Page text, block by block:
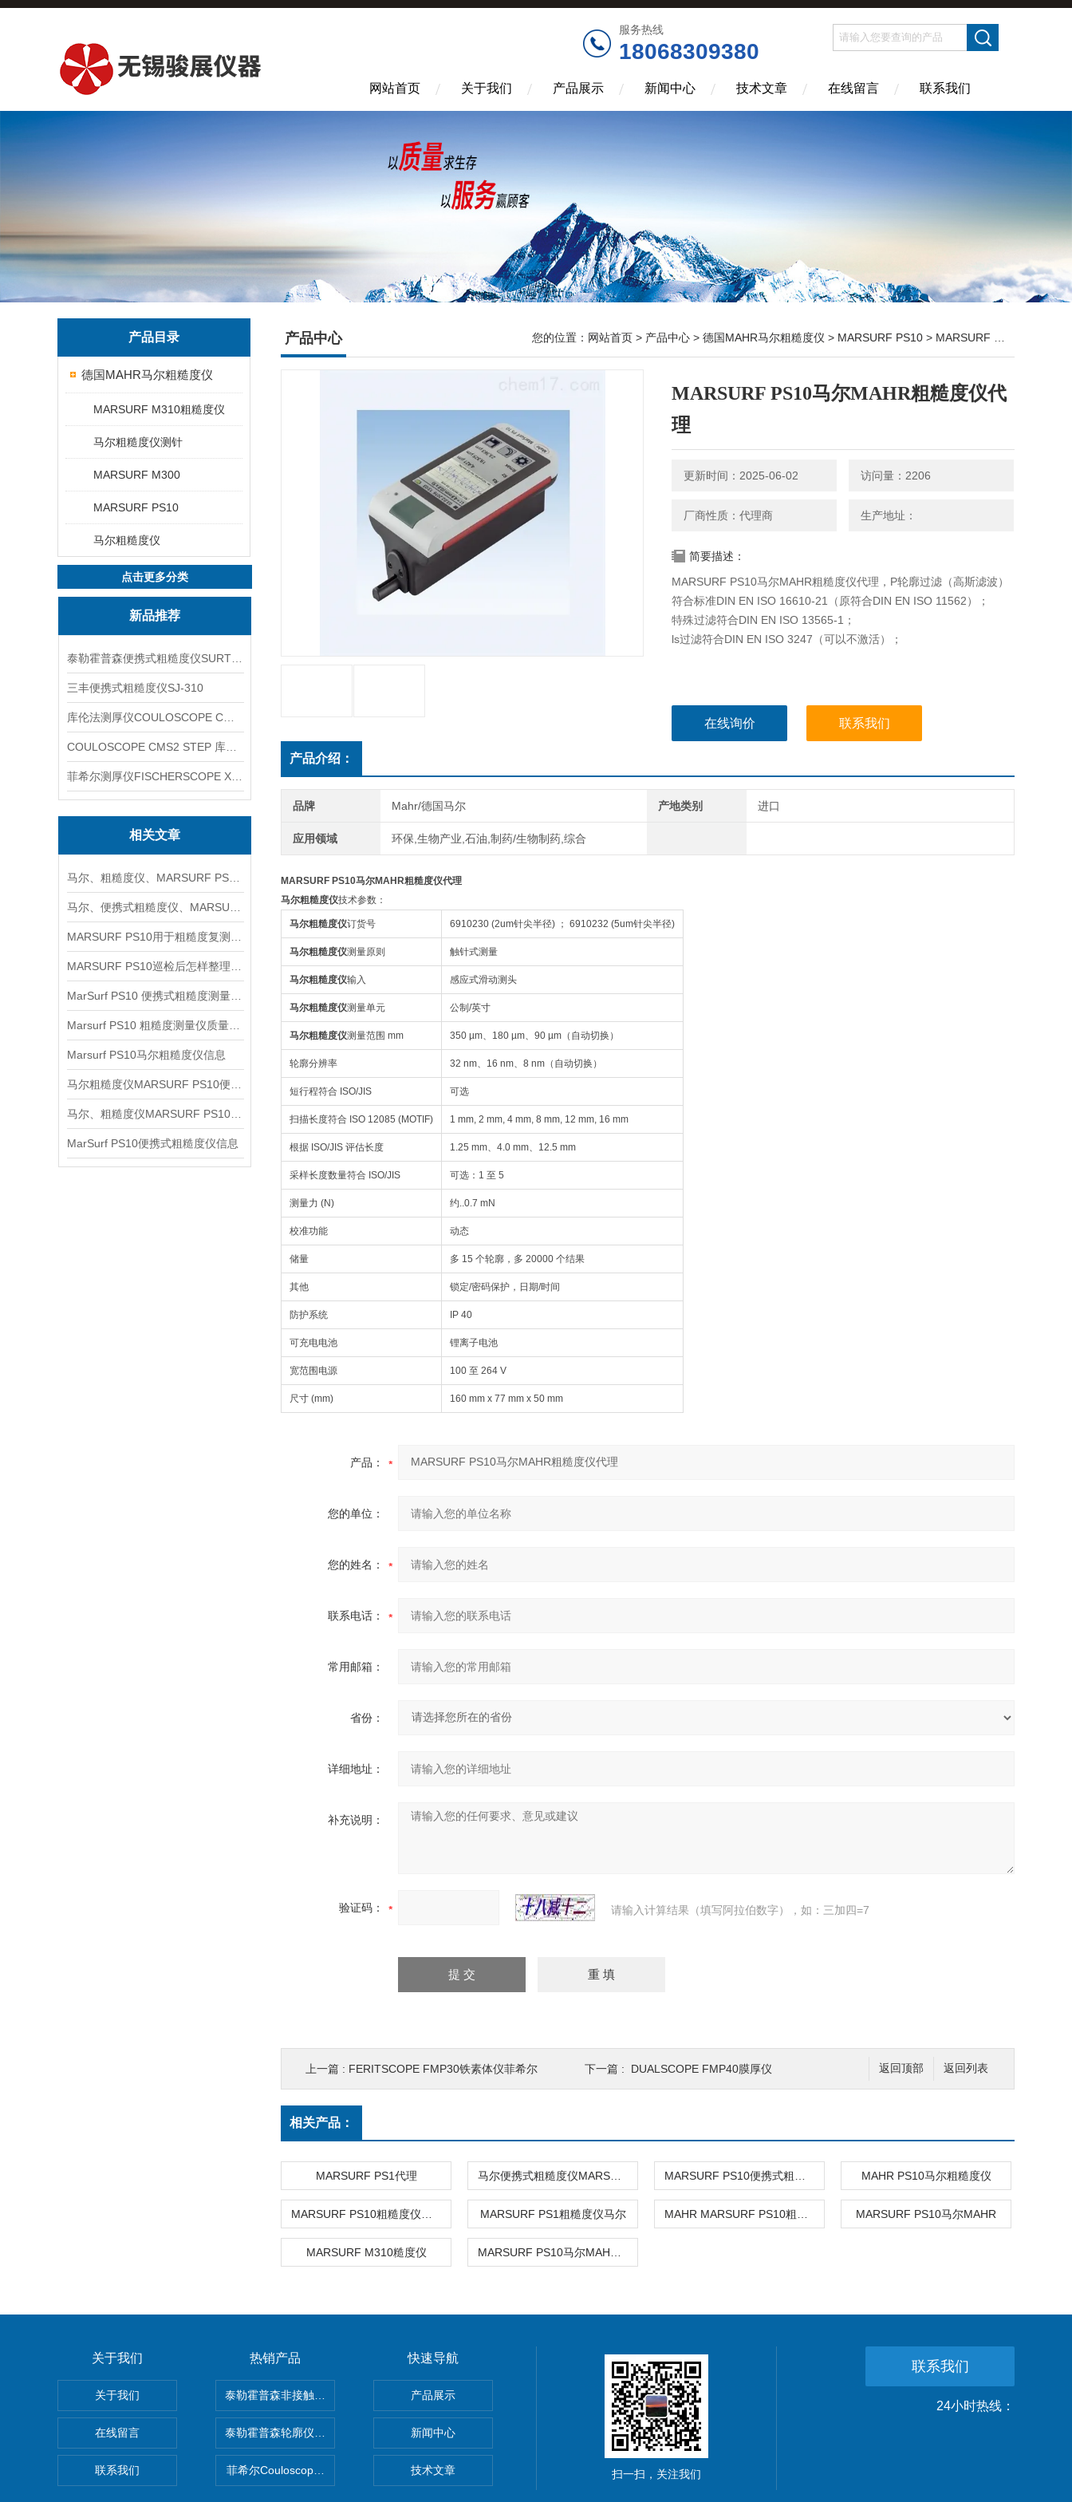
服务热线
18068309380
网站首页 关于我们 产品展示 新闻中心 技术文章 在线留言 联系我们
产品目录
德国MAHR马尔粗糙度仪
MARSURF M310粗糙度仪
马尔粗糙度仪测针
MARSURF M300
MARSURF PS10
马尔粗糙度仪
点击更多分类
新品推荐
三丰便携式粗糙度仪SJ-310
相关文章
Marsurf PS10马尔粗糙度仪信息
MarSurf PS10便携式粗糙度仪信息
产品中心 您的位置： 网站首页 > 产品中心 > 德国MAHR马尔粗糙度仪 > MARSURF PS10 > MARSURF PS10马尔MAHR粗糙度仪代理
MARSURF PS10马尔MAHR粗糙度仪代
理
更新时间：2025-06-02 访问量：2206
厂商性质：代理商 生产地址：
简要描述：
MARSURF PS10马尔MAHR粗糙度仪代理，P轮廓过滤（高斯滤波）
符合标准DIN EN ISO 16610-21（原符合DIN EN ISO 11562）；
特殊过滤符合DIN EN ISO 13565-1；
ls过滤符合DIN EN ISO 3247（可以不激活）；
在线询价 联系我们
产品介绍：
品牌 Mahr/德国马尔 产地类别 进口
应用领域 环保,生物产业,石油,制药/生物制药,综合
MARSURF PS10马尔MAHR粗糙度仪代理
马尔粗糙度仪技术参数：
马尔粗糙度仪订货号 6910230 (2um针尖半径) ； 6910232 (5um针尖半径)
马尔粗糙度仪测量原则 触针式测量
马尔粗糙度仪输入 感应式滑动测头
马尔粗糙度仪测量单元 公制/英寸
马尔粗糙度仪测量范围 mm 350 µm、180 µm、90 µm（自动切换）
轮廓分辨率 32 nm、16 nm、8 nm（自动切换）
短行程符合 ISO/JIS 可选
扫描长度符合 ISO 12085 (MOTIF) 1 mm, 2 mm, 4 mm, 8 mm, 12 mm, 16 mm
根据 ISO/JIS 评估长度 1.25 mm、4.0 mm、12.5 mm
采样长度数量符合 ISO/JIS 可选：1 至 5
测量力 (N) 约..0.7 mN
校准功能 动态
储量 多 15 个轮廓，多 20000 个结果
其他 锁定/密码保护，日期/时间
防护系统 IP 40
可充电电池 锂离子电池
宽范围电源 100 至 264 V
尺寸 (mm) 160 mm x 77 mm x 50 mm
产品：
您的单位：
您的姓名：
联系电话：
常用邮箱：
省份：
详细地址：
补充说明：
验证码： 请输入计算结果（填写阿拉伯数字），如：三加四=7
返回列表
返回顶部
上一篇 : FERITSCOPE FMP30铁素体仪菲希尔 下一篇 : DUALSCOPE FMP40膜厚仪
相关产品：
MARSURF PS1代理 MAHR PS10马尔粗糙度仪
MARSURF PS1粗糙度仪马尔 MARSURF PS10马尔MAHR
MARSURF M310糙度仪
关于我们
关于我们
在线留言
联系我们
热销产品
泰勒霍普森非接触式轮廓仪LUPHOScan 850 HD
泰勒霍普森轮廓仪|TAYLOR HOBSON
菲希尔Couloscope CMS2电解法测厚仪
快速导航
产品展示
新闻中心
技术文章 扫一扫，关注我们
联系我们
24小时热线：